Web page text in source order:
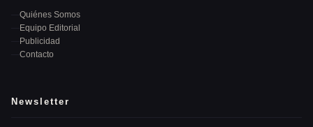
Quiénes Somos
Equipo Editorial
Publicidad
Contacto
Newsletter